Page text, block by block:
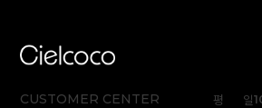
CUSTOMER CENTER 평 일